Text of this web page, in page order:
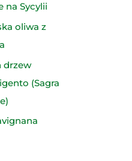
na Sycylii
oliwa z
drzew
(Sagra